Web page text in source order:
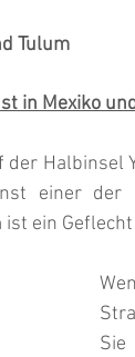
Tulum
in Mexiko
Halbinsel
einer der
ein
Sie